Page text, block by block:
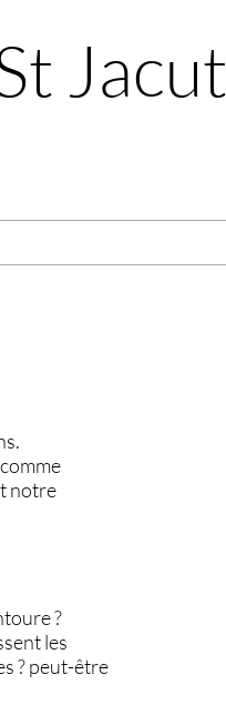
Jacut
notre
?
les
? peut-être